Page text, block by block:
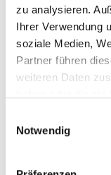
zu analysieren.
Ihrer Verwendung
soziale Medien,
Partner führen
weiteren Daten
Notwendig